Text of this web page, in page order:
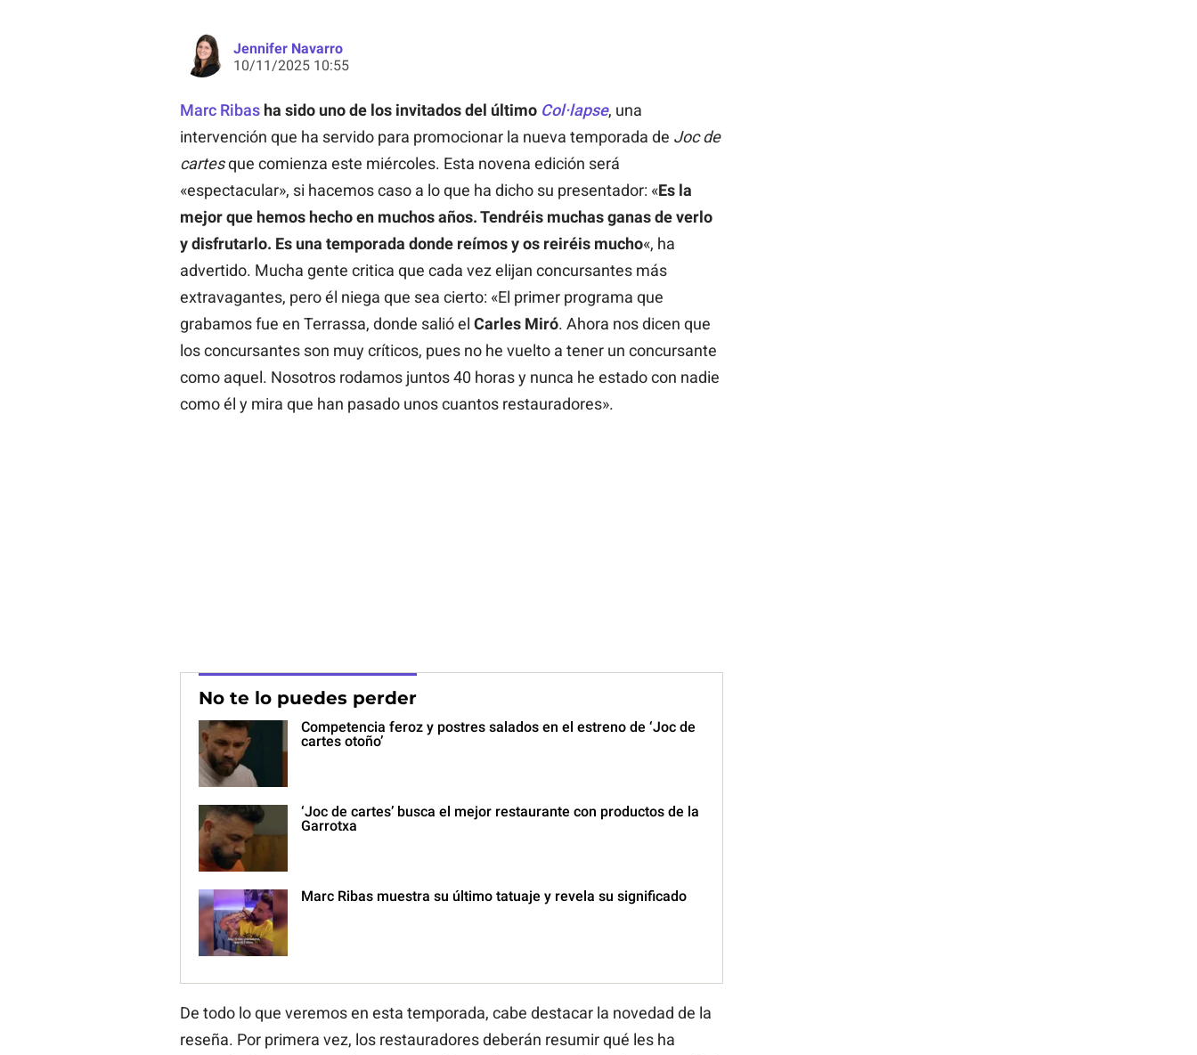
Jennifer Navarro
10/11/2025 10:55
Marc Ribas ha sido uno de los invitados del último Col·lapse, una
intervención que ha servido para promocionar la nueva temporada de Joc de
cartesque comienza este miércoles. Esta novena edición será
«espectacular», si hacemos caso a lo que ha dicho su presentador: «Es la
mejor que hemos hecho en muchos años. Tendréis muchas ganas de verlo
y disfrutarlo. Es una temporada donde reímos y os reiréis mucho«, ha
advertido. Mucha gente critica que cada vez elijan concursantes más
extravagantes, pero él niega que sea cierto: «El primer programa que
grabamos fue en Terrassa, donde salió el Carles Miró. Ahora nos dicen que
los concursantes son muy críticos, pues no he vuelto a tener un concursante
como aquel. Nosotros rodamos juntos 40 horas y nunca he estado con nadie
como él y mira que han pasado unos cuantos restauradores».
No te lo puedes perder
Competencia feroz y postres salados en el estreno de ‘Joc de
cartes otoño’
‘Joc de cartes’ busca el mejor restaurante con productos de la
Garrotxa
Marc Ribas muestra su último tatuaje y revela su significado
De todo lo que veremos en esta temporada, cabe destacar la novedad de la
reseña. Por primera vez, los restauradores deberán resumir qué les ha